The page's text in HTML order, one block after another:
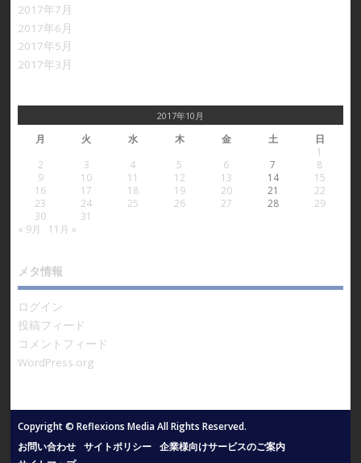
2017年7月
2017年6月
2017年5月
2017年3月
2017年10月
月 火 水 木 金 土
日
1
2
3 4 5 6 7
8
9
10 11 12 13 14
15
16
17 18 19 20 21
22
23
24 25 26 27 28
29
30
31
« 9月
11月 »
メタ情報
ログイン
投稿フィード
コメントフィード
WordPress.org
Copyright © Reflexions Media All Rights Reserved.
お問い合わせ サイトポリシー 企業様向けサービスのご案内